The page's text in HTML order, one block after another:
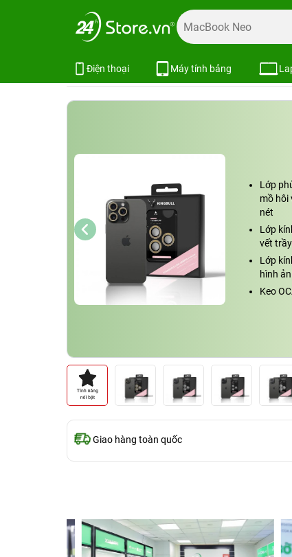
Điện thoại Máy tính bảng
Trang chủ Dán cường lực
Dán cường lực camera iPhone
Xem cấu hình So sánh
Lớp
mồ hôi
nét
Lớp
vết
Lớp
hình
Keo
Giao hàng toàn quốc